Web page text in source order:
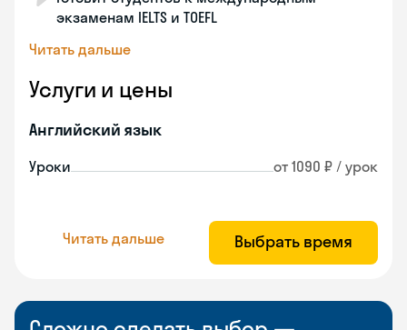
экзаменам IELTS и TOEFL
Читать дальше
Услуги и цены
Английский язык
Уроки от 1090 ₽ / урок
Читать дальше Выбрать время